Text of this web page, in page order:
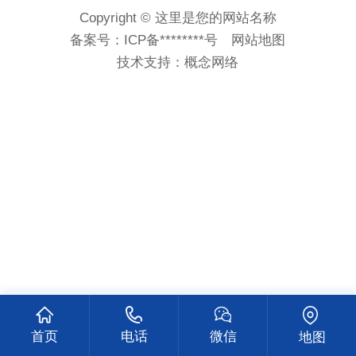
Copyright © 这里是您的网站名称
备案号： ICP备********号
网站地图
技术支持：概念网络
首页 电话 微信 地图